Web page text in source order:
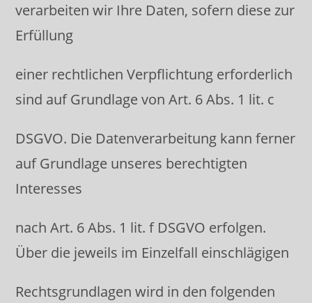
verarbeiten wir Ihre Daten, sofern diese zur
Erfüllung
einer rechtlichen Verpflichtung erforderlich
sind auf Grundlage von Art. 6 Abs. 1 lit. c
DSGVO. Die Datenverarbeitung kann ferner
auf Grundlage unseres berechtigten
Interesses
nach Art. 6 Abs. 1 lit. f DSGVO erfolgen.
Über die jeweils im Einzelfall einschlägigen
Rechtsgrundlagen wird in den folgenden